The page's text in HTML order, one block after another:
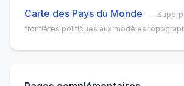
Géographiques).
Carte des Pays du Monde
—
frontières politiques aux modèles